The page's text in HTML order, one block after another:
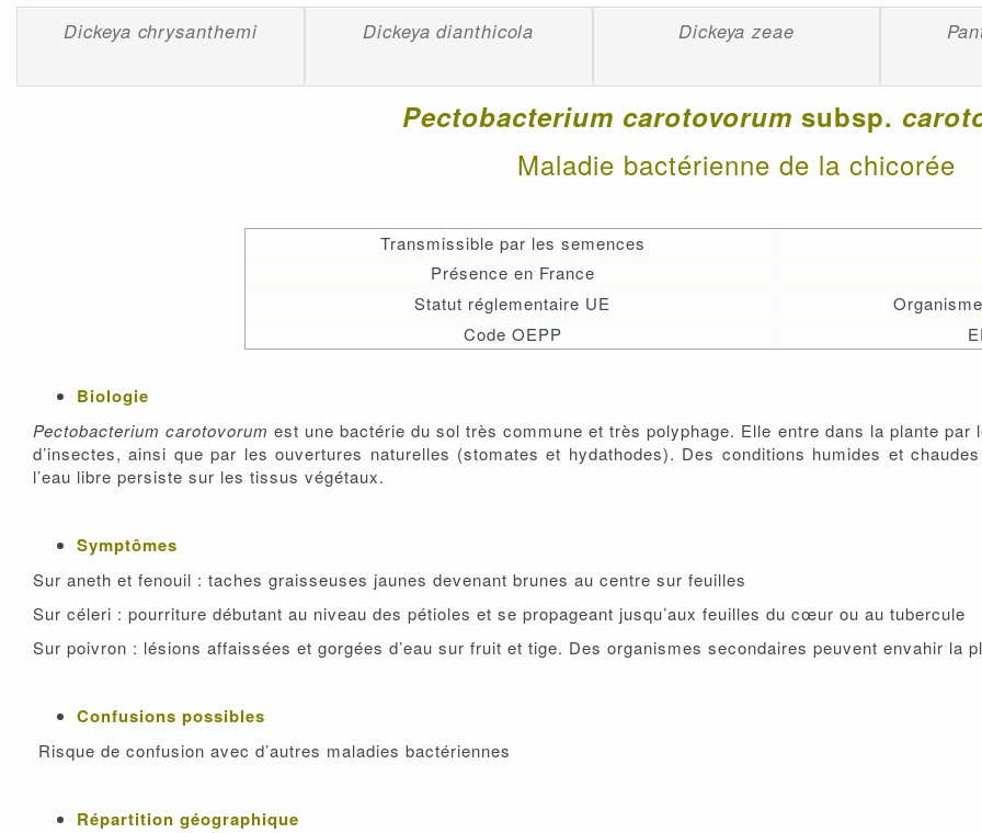
Dickeya chrysanthemi Dickeya dianthicola Dickeya zeae
Pectobacterium carotovorum subsp.
Maladie bactérienne de la chicorée
Transmissible par les semences
Présence en France
Statut réglementaire UE
Code OEPP
Biologie
Pectobacterium carotovorum est une bactérie du sol très commune et très polyphage. Elle entre dans la plante par
d’insectes, ainsi que par les ouvertures naturelles (stomates et hydathodes). Des conditions humides et
l’eau libre persiste sur les tissus végétaux.
Symptômes
Sur aneth et fenouil : taches graisseuses jaunes devenant brunes au centre sur feuilles
Sur céleri : pourriture débutant au niveau des pétioles et se propageant jusqu’aux feuilles du cœur ou au tubercule
Sur poivron : lésions affaissées et gorgées d’eau sur fruit et tige. Des organismes secondaires peuvent envahir la
Confusions possibles
Risque de confusion avec d’autres maladies bactériennes
Répartition géographique